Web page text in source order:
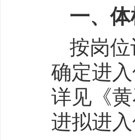
一、
按岗
确定进
详见《
进拟进